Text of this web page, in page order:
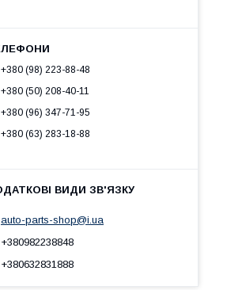
+380 (98) 223-88-48
+380 (50) 208-40-11
+380 (96) 347-71-95
+380 (63) 283-18-88
auto-parts-shop@i.ua
+380982238848
+380632831888